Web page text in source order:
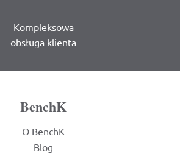
Kompleksowa
obsługa klienta
BenchK
O BenchK
Blog